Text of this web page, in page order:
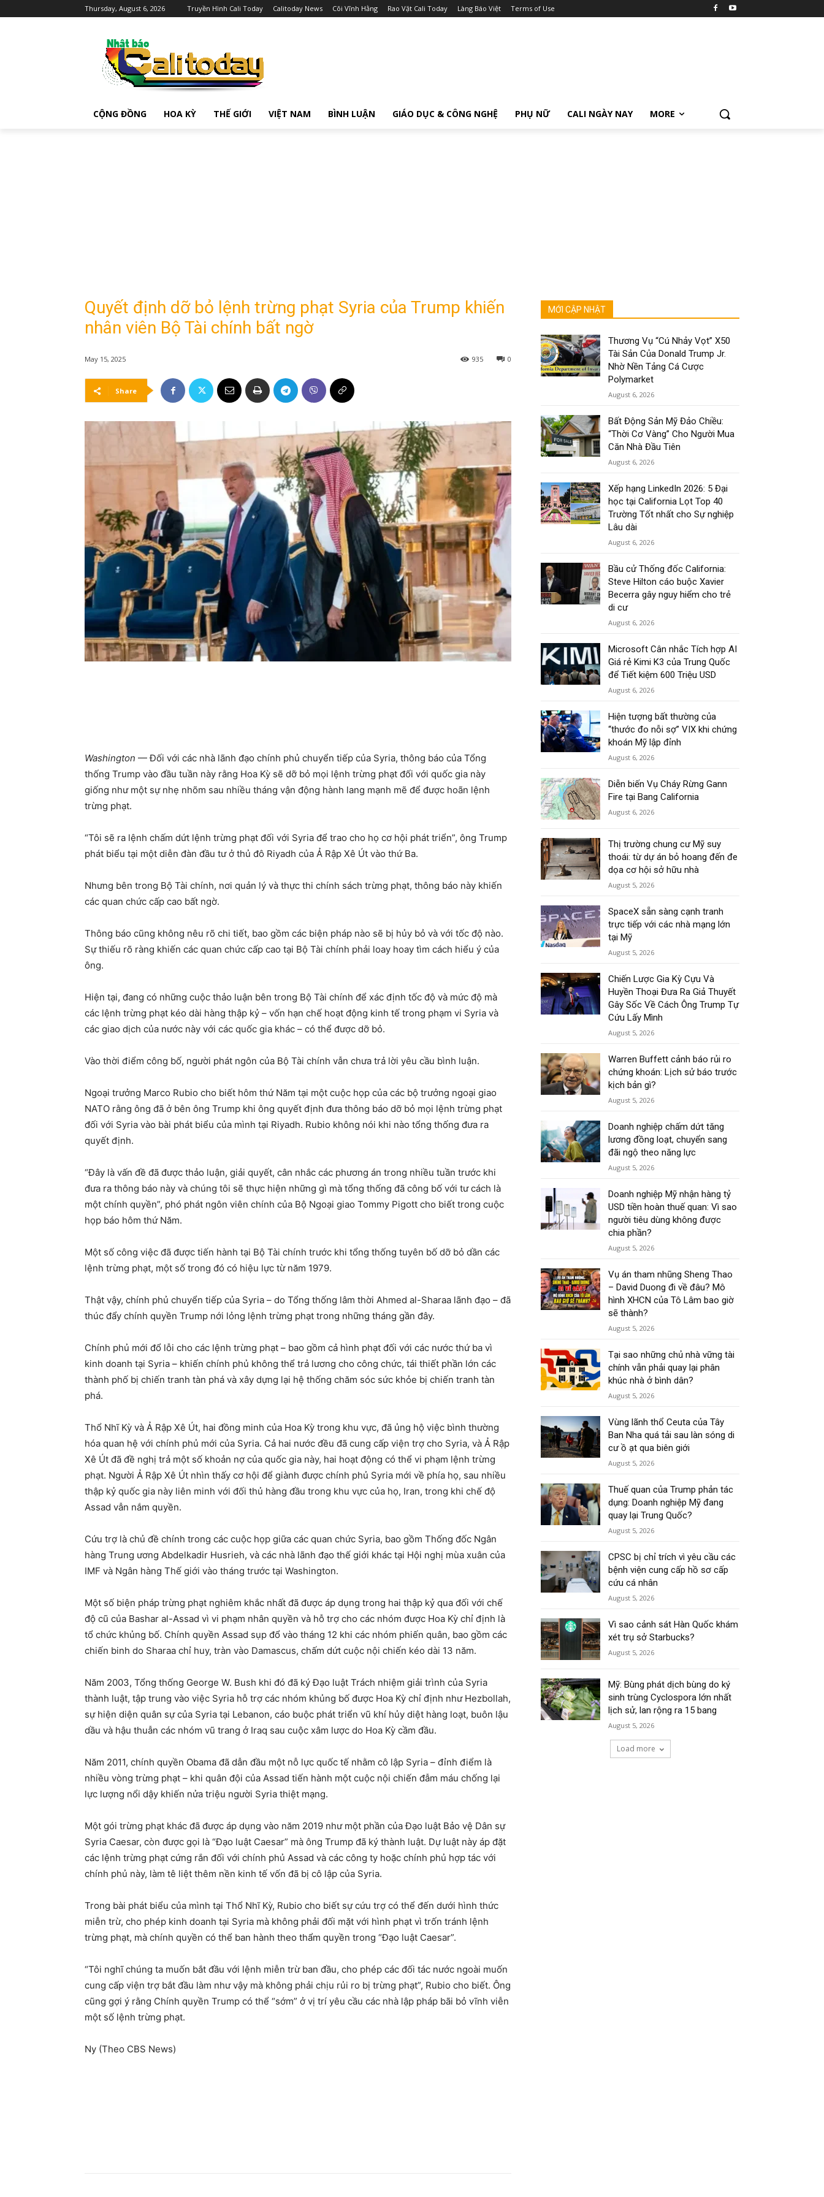
Thursday, August 6, 2026 Truyền Hình Cali Today Calitoday News Cõi Vĩnh Hằng Rao Vặt Cali Today Làng Báo Việt Terms of Use
CỘNG ĐỒNG HOA KỲ THẾ GIỚI VIỆT NAM BÌNH LUẬN GIÁO DỤC & CÔNG NGHỆ PHỤ NỮ CALI NGÀY NAY MORE
Quyết định dỡ bỏ lệnh trừng phạt Syria của Trump khiến
nhân viên Bộ Tài chính bất ngờ
May 15, 2025 0
935
Share
Washington — Đối với các nhà lãnh đạo chính phủ chuyển tiếp của Syria, thông báo của Tổng
thống Trump vào đầu tuần này rằng Hoa Kỳ sẽ dỡ bỏ mọi lệnh trừng phạt đối với quốc gia này
giống như một sự nhẹ nhõm sau nhiều tháng vận động hành lang mạnh mẽ để được hoãn lệnh
trừng phạt.
“Tôi sẽ ra lệnh chấm dứt lệnh trừng phạt đối với Syria để trao cho họ cơ hội phát triển”, ông Trump
phát biểu tại một diễn đàn đầu tư ở thủ đô Riyadh của Ả Rập Xê Út vào thứ Ba.
Nhưng bên trong Bộ Tài chính, nơi quản lý và thực thi chính sách trừng phạt, thông báo này khiến
các quan chức cấp cao bất ngờ.
Thông báo cũng không nêu rõ chi tiết, bao gồm các biện pháp nào sẽ bị hủy bỏ và với tốc độ nào.
Sự thiếu rõ ràng khiến các quan chức cấp cao tại Bộ Tài chính phải loay hoay tìm cách hiểu ý của
ông.
Hiện tại, đang có những cuộc thảo luận bên trong Bộ Tài chính để xác định tốc độ và mức độ mà
các lệnh trừng phạt kéo dài hàng thập kỷ – vốn hạn chế hoạt động kinh tế trong phạm vi Syria và
các giao dịch của nước này với các quốc gia khác – có thể được dỡ bỏ.
Vào thời điểm công bố, người phát ngôn của Bộ Tài chính vẫn chưa trả lời yêu cầu bình luận.
Ngoại trưởng Marco Rubio cho biết hôm thứ Năm tại một cuộc họp của các bộ trưởng ngoại giao
NATO rằng ông đã ở bên ông Trump khi ông quyết định đưa thông báo dỡ bỏ mọi lệnh trừng phạt
đối với Syria vào bài phát biểu của mình tại Riyadh. Rubio không nói khi nào tổng thống đưa ra
quyết định.
“Đây là vấn đề đã được thảo luận, giải quyết, cân nhắc các phương án trong nhiều tuần trước khi
đưa ra thông báo này và chúng tôi sẽ thực hiện những gì mà tổng thống đã công bố với tư cách là
một chính quyền”, phó phát ngôn viên chính của Bộ Ngoại giao Tommy Pigott cho biết trong cuộc
họp báo hôm thứ Năm.
Một số công việc đã được tiến hành tại Bộ Tài chính trước khi tổng thống tuyên bố dỡ bỏ dần các
lệnh trừng phạt, một số trong đó có hiệu lực từ năm 1979.
Thật vậy, chính phủ chuyển tiếp của Syria – do Tổng thống lâm thời Ahmed al-Sharaa lãnh đạo – đã
thúc đẩy chính quyền Trump nới lỏng lệnh trừng phạt trong những tháng gần đây.
Chính phủ mới đổ lỗi cho các lệnh trừng phạt – bao gồm cả hình phạt đối với các nước thứ ba vì
kinh doanh tại Syria – khiến chính phủ không thể trả lương cho công chức, tái thiết phần lớn các
thành phố bị chiến tranh tàn phá và xây dựng lại hệ thống chăm sóc sức khỏe bị chiến tranh tàn
phá.
Thổ Nhĩ Kỳ và Ả Rập Xê Út, hai đồng minh của Hoa Kỳ trong khu vực, đã ủng hộ việc bình thường
hóa quan hệ với chính phủ mới của Syria. Cả hai nước đều đã cung cấp viện trợ cho Syria, và Ả Rập
Xê Út đã đề nghị trả một số khoản nợ của quốc gia này, hai hoạt động có thể vi phạm lệnh trừng
phạt. Người Ả Rập Xê Út nhìn thấy cơ hội để giành được chính phủ Syria mới về phía họ, sau nhiều
thập kỷ quốc gia này liên minh với đối thủ hàng đầu trong khu vực của họ, Iran, trong khi chế độ
Assad vẫn nắm quyền.
Cứu trợ là chủ đề chính trong các cuộc họp giữa các quan chức Syria, bao gồm Thống đốc Ngân
hàng Trung ương Abdelkadir Husrieh, và các nhà lãnh đạo thế giới khác tại Hội nghị mùa xuân của
IMF và Ngân hàng Thế giới vào tháng trước tại Washington.
Một số biện pháp trừng phạt nghiêm khắc nhất đã được áp dụng trong hai thập kỷ qua đối với chế
độ cũ của Bashar al-Assad vì vi phạm nhân quyền và hỗ trợ cho các nhóm được Hoa Kỳ chỉ định là
tổ chức khủng bố. Chính quyền Assad sụp đổ vào tháng 12 khi các nhóm phiến quân, bao gồm các
chiến binh do Sharaa chỉ huy, tràn vào Damascus, chấm dứt cuộc nội chiến kéo dài 13 năm.
Năm 2003, Tổng thống George W. Bush khi đó đã ký Đạo luật Trách nhiệm giải trình của Syria
thành luật, tập trung vào việc Syria hỗ trợ các nhóm khủng bố được Hoa Kỳ chỉ định như Hezbollah,
sự hiện diện quân sự của Syria tại Lebanon, cáo buộc phát triển vũ khí hủy diệt hàng loạt, buôn lậu
dầu và hậu thuẫn các nhóm vũ trang ở Iraq sau cuộc xâm lược do Hoa Kỳ cầm đầu.
Năm 2011, chính quyền Obama đã dẫn đầu một nỗ lực quốc tế nhằm cô lập Syria – đỉnh điểm là
nhiều vòng trừng phạt – khi quân đội của Assad tiến hành một cuộc nội chiến đẫm máu chống lại
lực lượng nổi dậy khiến nửa triệu người Syria thiệt mạng.
Một gói trừng phạt khác đã được áp dụng vào năm 2019 như một phần của Đạo luật Bảo vệ Dân sự
Syria Caesar, còn được gọi là “Đạo luật Caesar” mà ông Trump đã ký thành luật. Dự luật này áp đặt
các lệnh trừng phạt cứng rắn đối với chính phủ Assad và các công ty hoặc chính phủ hợp tác với
chính phủ này, làm tê liệt thêm nền kinh tế vốn đã bị cô lập của Syria.
Trong bài phát biểu của mình tại Thổ Nhĩ Kỳ, Rubio cho biết sự cứu trợ có thể đến dưới hình thức
miễn trừ, cho phép kinh doanh tại Syria mà không phải đối mặt với hình phạt vì trốn tránh lệnh
trừng phạt, mà chính quyền có thể ban hành theo thẩm quyền trong “Đạo luật Caesar”.
“Tôi nghĩ chúng ta muốn bắt đầu với lệnh miễn trừ ban đầu, cho phép các đối tác nước ngoài muốn
cung cấp viện trợ bắt đầu làm như vậy mà không phải chịu rủi ro bị trừng phạt”, Rubio cho biết. Ông
cũng gợi ý rằng Chính quyền Trump có thể “sớm” ở vị trí yêu cầu các nhà lập pháp bãi bỏ vĩnh viễn
một số lệnh trừng phạt.
Ny (Theo CBS News)
MỚI CẬP NHẬT
Thương Vụ “Cú Nhảy Vọt” X50
Tài Sản Của Donald Trump Jr.
Nhờ Nền Tảng Cá Cược
Polymarket
August 6, 2026
Bất Động Sản Mỹ Đảo Chiều:
“Thời Cơ Vàng” Cho Người Mua
Căn Nhà Đầu Tiên
August 6, 2026
Xếp hạng LinkedIn 2026: 5 Đại
học tại California Lọt Top 40
Trường Tốt nhất cho Sự nghiệp
Lâu dài
August 6, 2026
Bầu cử Thống đốc California:
Steve Hilton cáo buộc Xavier
Becerra gây nguy hiểm cho trẻ
di cư
August 6, 2026
Microsoft Cân nhắc Tích hợp AI
Giá rẻ Kimi K3 của Trung Quốc
để Tiết kiệm 600 Triệu USD
August 6, 2026
Hiện tượng bất thường của
“thước đo nỗi sợ” VIX khi chứng
khoán Mỹ lập đỉnh
August 6, 2026
Diễn biến Vụ Cháy Rừng Gann
Fire tại Bang California
August 6, 2026
Thị trường chung cư Mỹ suy
thoái: từ dự án bỏ hoang đến đe
dọa cơ hội sở hữu nhà
August 5, 2026
SpaceX sẵn sàng cạnh tranh
trực tiếp với các nhà mạng lớn
tại Mỹ
August 5, 2026
Chiến Lược Gia Kỳ Cựu Và
Huyền Thoại Đưa Ra Giả Thuyết
Gây Sốc Về Cách Ông Trump Tự
Cứu Lấy Mình
August 5, 2026
Warren Buffett cảnh báo rủi ro
chứng khoán: Lịch sử báo trước
kịch bản gì?
August 5, 2026
Doanh nghiệp chấm dứt tăng
lương đồng loạt, chuyển sang
đãi ngộ theo năng lực
August 5, 2026
Doanh nghiệp Mỹ nhận hàng tỷ
USD tiền hoàn thuế quan: Vì sao
người tiêu dùng không được
chia phần?
August 5, 2026
Vụ án tham nhũng Sheng Thao
– David Duong đi về đâu? Mô
hình XHCN của Tô Lâm bao giờ
sẽ thành?
August 5, 2026
Tại sao những chủ nhà vững tài
chính vẫn phải quay lại phân
khúc nhà ở bình dân?
August 5, 2026
Vùng lãnh thổ Ceuta của Tây
Ban Nha quá tải sau làn sóng di
cư ồ ạt qua biên giới
August 5, 2026
Thuế quan của Trump phản tác
dụng: Doanh nghiệp Mỹ đang
quay lại Trung Quốc?
August 5, 2026
CPSC bị chỉ trích vì yêu cầu các
bệnh viện cung cấp hồ sơ cấp
cứu cá nhân
August 5, 2026
Vì sao cảnh sát Hàn Quốc khám
xét trụ sở Starbucks?
August 5, 2026
Mỹ: Bùng phát dịch bùng do ký
sinh trùng Cyclospora lớn nhất
lịch sử, lan rộng ra 15 bang
August 5, 2026
Load more